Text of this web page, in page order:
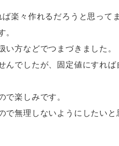
楽々作れるだろうと思って
方などでつまづきました。
んでしたが、固定値にすれば
楽しみです。
で無理しないようにしたいと